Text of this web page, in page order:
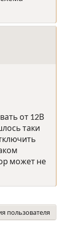
от 12В
таки
может не
пользователя